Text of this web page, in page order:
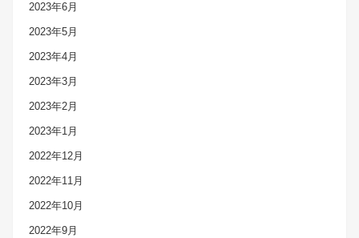
2023年6月
2023年5月
2023年4月
2023年3月
2023年2月
2023年1月
2022年12月
2022年11月
2022年10月
2022年9月